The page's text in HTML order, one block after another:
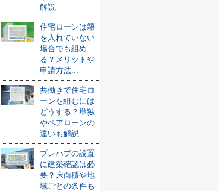
解説
住宅ローンは籍
を入れていない
場合でも組め
る？メリットや
申請方法...
共働きで住宅ロ
ーンを組むには
どうする？単独
やペアローンの
違いも解説
プレハブの設置
に建築確認は必
要？床面積や地
域ごとの条件も